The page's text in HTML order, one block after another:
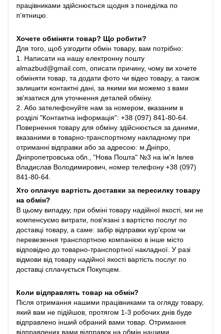
працівниками здійснюється щодня з понеділка по
п'ятницю.
Хочете обміняти товар? Що робити?
Для того, щоб узгодити обмін товару, вам потрібно:
1. Написати на нашу електронну пошту
almazbud@gmail.com, описати причину, чому ви хочете
обміняти товар, та додати фото чи відео товару, а також
залишити контактні дані, за якими ми можемо з вами
зв'язатися для уточнення деталей обміну.
2. Або зателефонуйте нам за номером, вказаним в
розділі "Контактна інформація": +38 (097) 841-80-64.
Повернення товару для обміну здійснюється за даними,
вказаними в товарно-транспортному накладному при
отриманні відправки або за адресою: м.Дніпро,
Дніпропетровська обл., "Нова Пошта" №3 на ім'я Івлев
Владислав Володимирович, номер телефону +38 (097)
841-80-64.
Хто оплачує вартість доставки за пересилку товару
на обмін?
В цьому випадку, при обміні товару надійної якості, ми не
компенсуємо витрати, пов'язані з вартістю послуг по
доставці товару, а саме: забір відправки кур'єром чи
перевезення транспортною компанією в інше місто
відповідно до товарно-транспортної накладної. У разі
відмови від товару надійної якості вартість послуг по
доставці сплачується Покупцем.
Коли відправлять товар на обмін?
Після отримання нашими працівниками та огляду товару,
який вам не підійшов, протягом 1-3 робочих днів буде
відправлено інший обраний вами товар. Отримання
відправлених вами відправок на обмін нашими